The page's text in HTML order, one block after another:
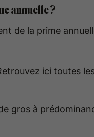
annuelle ?
de la prime
ici toutes
gros à